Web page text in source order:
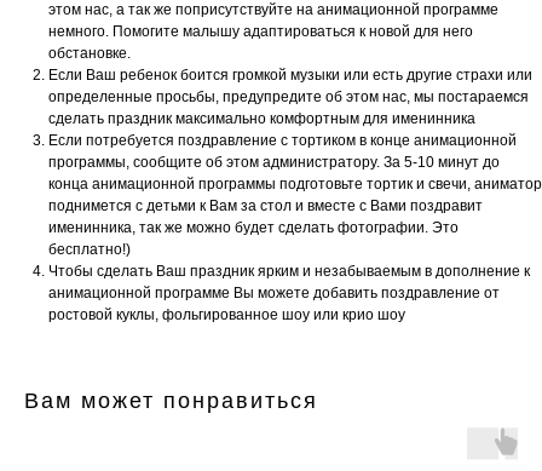
этом нас, а так же поприсутствуйте на анимационной программе
немного. Помогите малышу адаптироваться к новой для него
обстановке.
Если Ваш ребенок боится громкой музыки или есть другие страхи или
определенные просьбы, предупредите об этом нас, мы постараемся
сделать праздник максимально комфортным для именинника
Если потребуется поздравление с тортиком в конце анимационной
программы, сообщите об этом администратору. За 5-10 минут до
конца анимационной программы подготовьте тортик и свечи, аниматор
поднимется с детьми к Вам за стол и вместе с Вами поздравит
именинника, так же можно будет сделать фотографии. Это
бесплатно!)
Чтобы сделать Ваш праздник ярким и незабываемым в дополнение к
анимационной программе Вы можете добавить поздравление от
ростовой куклы, фольгированное шоу или крио шоу
Вам может понравиться